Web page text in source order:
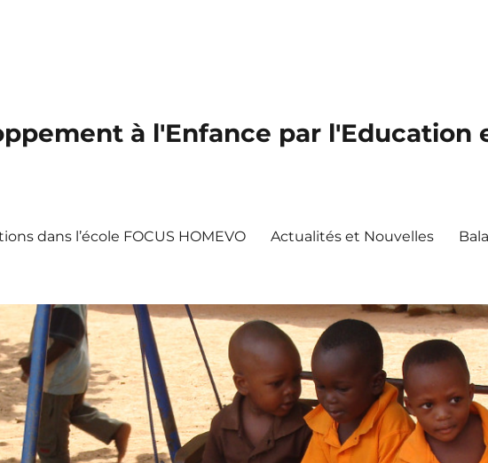
à l'Enfance par l'Education
dans l’école FOCUS HOMEVO Actualités et Nouvelles